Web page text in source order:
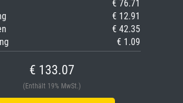
€ 76.71
€ 12.91
€ 42.35
€ 1.09
€ 133.07
(Enthält 19% MwSt.)